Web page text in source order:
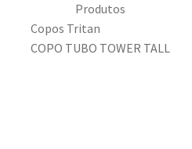
Produtos
Copos Tritan
COPO TUBO TOWER TALL